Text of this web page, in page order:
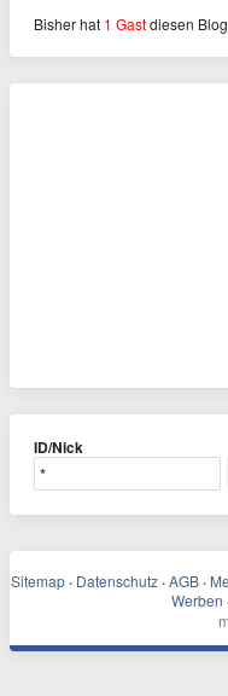
Bisher hat 1 Gastdiesen
ID/Nick
Sitemap · Datenschutz · AGB ·
Werben